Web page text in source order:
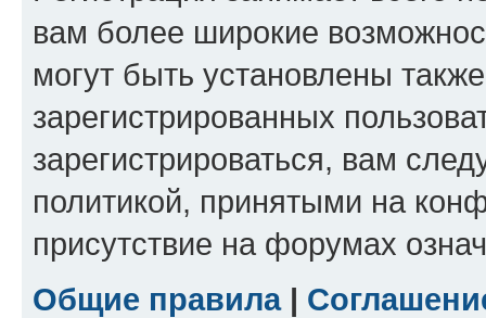
вам более широкие
могут быть установлены
зарегистрированных
зарегистрироваться, вам
политикой, принятыми на
присутствие на форумах
Общие правила|